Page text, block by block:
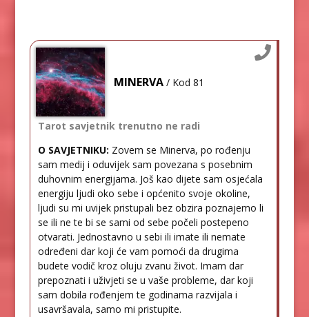
MINERVA / Kod 81
Tarot savjetnik trenutno ne radi
O SAVJETNIKU: Zovem se Minerva, po rođenju
sam medij i oduvijek sam povezana s posebnim
duhovnim energijama. Još kao dijete sam osjećala
energiju ljudi oko sebe i općenito svoje okoline,
ljudi su mi uvijek pristupali bez obzira poznajemo li
se ili ne te bi se sami od sebe počeli postepeno
otvarati. Jednostavno u sebi ili imate ili nemate
određeni dar koji će vam pomoći da drugima
budete vodič kroz oluju zvanu život. Imam dar
prepoznati i uživjeti se u vaše probleme, dar koji
sam dobila rođenjem te godinama razvijala i
usavršavala, samo mi pristupite.